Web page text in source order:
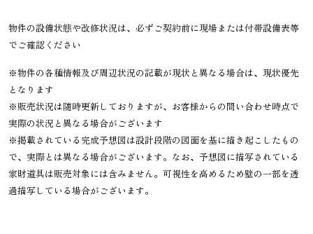
物件の設備状態や改修状況は、必ずご契約前に現場または付帯設備表等
でご確認ください
※物件の各種情報及び周辺状況の記載が現状と異なる場合は、現状優先
となります
※販売状況は随時更新しておりますが、お客様からの問い合わせ時点で
実際の状況と異なる場合がございます
※掲載されている完成予想図は設計段階の図面を基に描き起こしたもの
で、実際とは異なる場合がございます。なお、予想図に描写されている
家財道具は販売対象には含みません。可視性を高めるため壁の一部を透
過描写している場合がございます。